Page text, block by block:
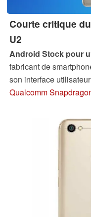
Courte critique
U2
Android Stock pour
fabricant de
son interface
L’Aquaris U2 est fidèle
peu cher obtient des
nos tests - au moins
Qualcomm